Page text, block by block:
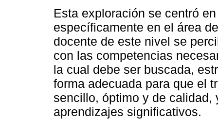
Esta exploración se centró
específicamente en el área
docente de este nivel se
con las competencias
la cual debe ser buscada,
forma adecuada para que el
sencillo, óptimo y de calidad,
aprendizajes significativos.